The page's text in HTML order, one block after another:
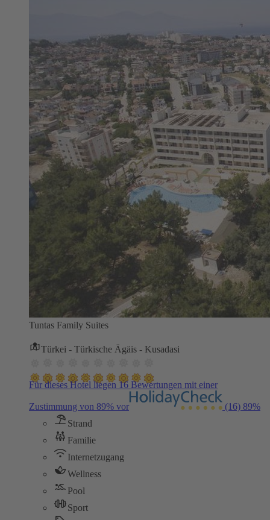
Tuntas Family Suites
Türkei - Türkische Ägäis - Kusadasi
Für dieses Hotel liegen 16 Bewertungen mit einer
Zustimmung von 89% vor (16) 89%
Strand
Familie
Internetzugang
Wellness
Pool
Sport